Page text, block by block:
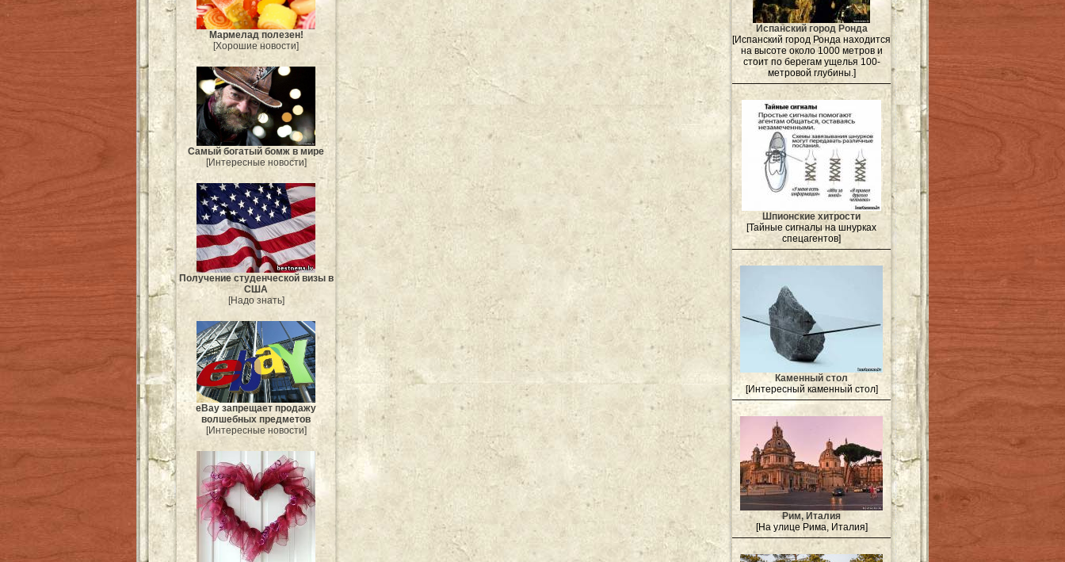
Мармелад полезен!
[Хорошие новости]
Самый богатый бомж в мире
[Интересные новости]
Получение студенческой визы в
США
[Надо знать]
eBay запрещает продажу
волшебных предметов
[Интересные новости]
Испанский город Ронда
[Испанский город Ронда находится
на высоте около 1000 метров и
стоит по берегам ущелья 100-
метровой глубины.]
Шпионские хитрости
[Тайные сигналы на шнурках
спецагентов]
Каменный стол
[Интересный каменный стол]
Рим, Италия
[На улице Рима, Италия]